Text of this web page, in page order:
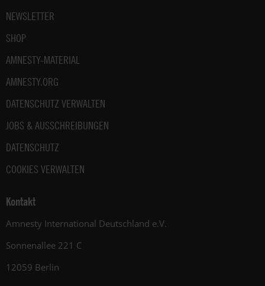
NEWSLETTER
SHOP
AMNESTY-MATERIAL
AMNESTY.ORG
DATENSCHUTZ VERWALTEN
JOBS & AUSSCHREIBUNGEN
DATENSCHUTZ
COOKIES VERWALTEN
Kontakt
Amnesty International Deutschland e.V.
Sonnenallee 221 C
12059 Berlin